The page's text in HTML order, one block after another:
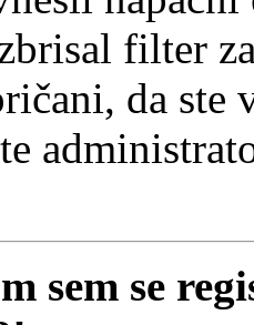
filter
da
sem se